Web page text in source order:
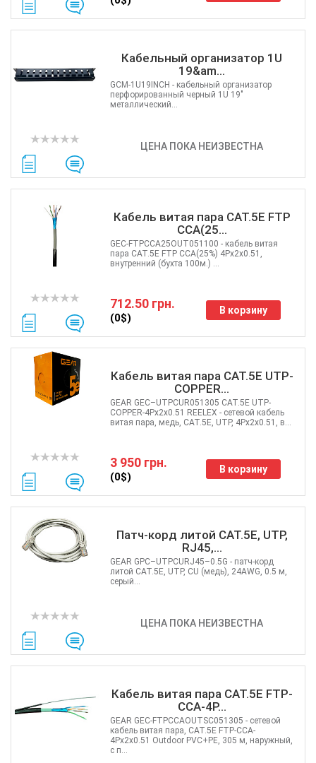
Кабельный организатор 1U
19&am...
ЦЕНА ПОКА НЕИЗВЕСТНА
GCM-1U19INCH - кабельный организатор
перфорированный черный 1U 19"
металлический...
Кабель витая пара CAT.5E FTP
CCA(25...
712.50 грн.
(0$)
В корзину
GEC-FTPCCA25OUT051100 - кабель витая
пара CAT.5E FTP CCA(25%) 4Px2x0.51,
внутренний (бухта 100м.) ...
Кабель витая пара CAT.5E UTP-
COPPER...
3 950 грн.
(0$)
В корзину
GEAR GEC–UTPCUR051305 CAT.5E UTP-
COPPER-4Px2x0.51 REELEX - сетевой кабель
витая пара, медь, САТ.5E, UTP, 4Px2x0.51, в...
Патч-корд литой САТ.5E, UTP,
RJ45,...
ЦЕНА ПОКА НЕИЗВЕСТНА
GEAR GPC–UTPCURJ45–0.5G - патч-корд
литой САТ.5E, UTP, CU (медь), 24AWG, 0.5 м,
серый...
Кабель витая пара CAT.5E FTP-
CCA-4P...
GEAR GEC-FTPCCAOUTSC051305 - сетевой
кабель витая пара, CAT.5E FTP-CCA-
4Px2x0.51 Outdoor PVC+PE, 305 м, наружный,
с п...